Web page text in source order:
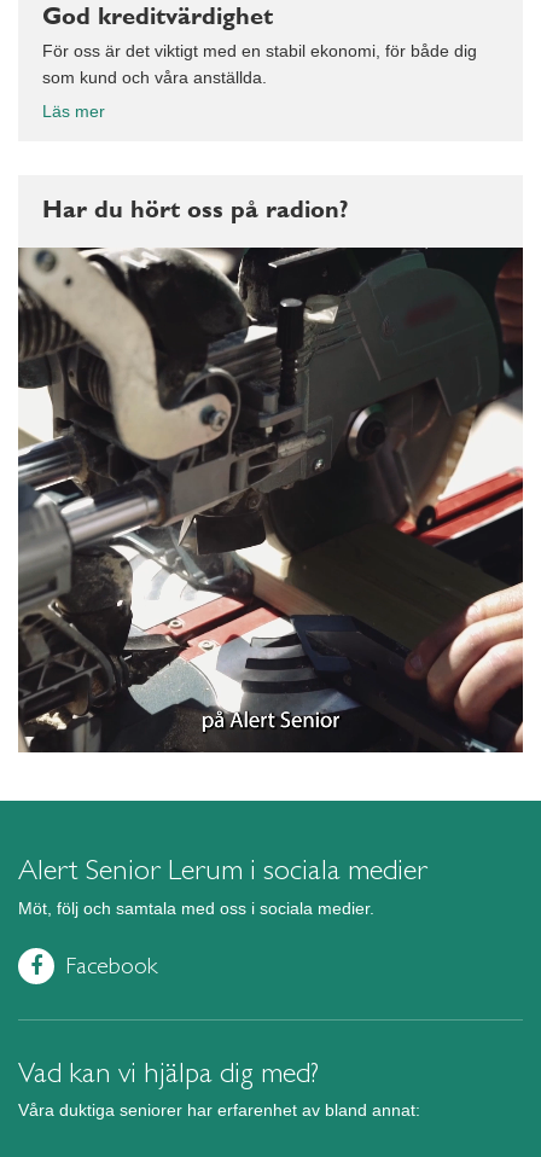
God kreditvärdighet
För oss är det viktigt med en stabil ekonomi, för både dig
som kund och våra anställda.
Läs mer
Har du hört oss på radion?
Alert Senior Lerum i sociala medier
Möt, följ och samtala med oss i sociala medier.
Facebook
Vad kan vi hjälpa dig med?
Våra duktiga seniorer har erfarenhet av bland annat: